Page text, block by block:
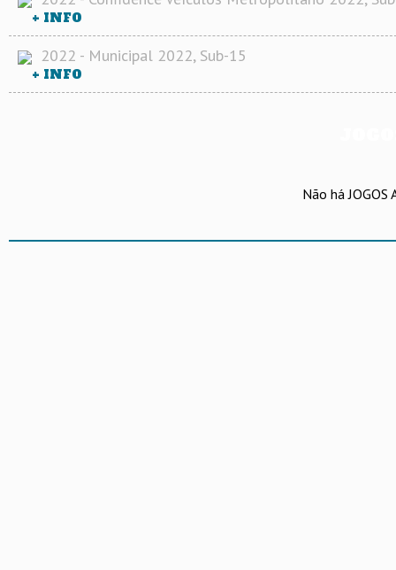
+ INFO
2022 - Municipal 2022, Sub-15
+ INFO
Não há JOGOS